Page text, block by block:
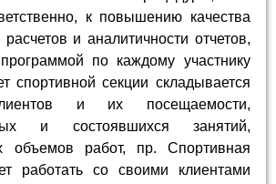
к повышению качества
расчетов и аналитичности отчетов,
по каждому участнику
спортивной секции складывается
и их посещаемости,
и состоявшихся занятий,
объемов работ, пр. Спортивная
работать со своими клиентами